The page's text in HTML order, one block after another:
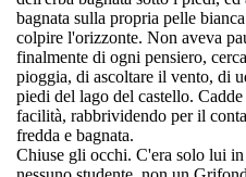
bagnata sulla propria pelle
colpire l'orizzonte. Non aveva
finalmente di ogni pensiero,
pioggia, di ascoltare il vento, di
piedi del lago del castello. Cadde
facilità, rabbrividendo per il
fredda e bagnata.
Chiuse gli occhi. C'era solo lui